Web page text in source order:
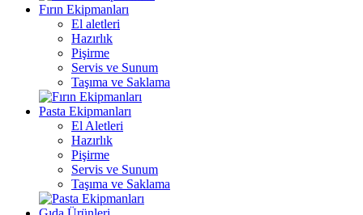
Fırın Ekipmanları
El aletleri
Hazırlık
Pişirme
Servis ve Sunum
Taşıma ve Saklama
Pasta Ekipmanları
El Aletleri
Hazırlık
Pişirme
Servis ve Sunum
Taşıma ve Saklama